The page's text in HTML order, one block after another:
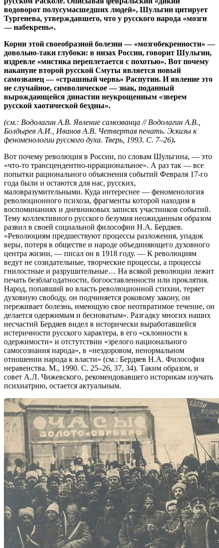
водоворот полусумасшедших людей», Шульгин цитирует
Тургенева, утверждавшего, что у русского народа «мозги
— набекрень».
Корни этой своеобразной болезни — «мозгобекренности» —
довольно-таки глубоки: в низах России, говорит Шульгин,
издревле «мистика переплетается с похотью». Вот почему
накануне второй русской Смуты является новый
самозванец — «страшный червь» Распутин. И явление это
не случайное, символическое — знак, поданный
вырождающейся династии неукрощенным «зверем
русской хаотической бездны».
(см.: Водолагин А.В. Явление самозванца // Водолагин А.В.,
Болдырев А.И., Иванов А.В. Четвертая печать. Эскизы к
феноменологии русского духа. Тверь, 1993. С. 7–26).
Вот почему революция в России, по словам Шульгина, — это
«что-то трансцендентно-иррациональное». А раз так — все
попытки рационального объяснения событий Февраля 17-го
года были и остаются для нас, русских,
маловразумительными. Куда интереснее — феноменология
революционного психоза, фрагменты которой находим в
воспоминаниях и дневниковых записях участников событий.
Тему коллективного русского безумия неожиданным образом
развил в своей социальной философии Н.А. Бердяев.
«Революциям предшествуют процессы разложения, упадок
веры, потеря в обществе и народе объединяющего духовного
центра жизни, — писал он в 1918 году. — К революциям
ведут не созидательные, творческие процессы, а процессы
гнилостные и разрушительные… На всякой революции лежит
печать безблагодатности, богооставленности или проклятия.
Народ, попавший во власть революционной стихии, теряет
духовную свободу, он подчиняется роковому закону, он
переживает болезнь, имеющую свое неотвратимое течение, он
делается одержимым и бесноватым». Разгадку многих наших
несчастий Бердяев видел в исторически выработавшейся
истеричности русского характера, в его «склонности к
одержимости» и отстутствии «зрелого национального
самосознания народа», в «нездоровом, ненормальном
отношении народа к власти» (см.: Бердяев Н.А. Философия
неравенства. М., 1990. С. 25–26, 37, 34). Таким образом, и
совет А.Л. Чижевского, рекомендовавшего историкам изучать
психиатрию, остается актуальным.